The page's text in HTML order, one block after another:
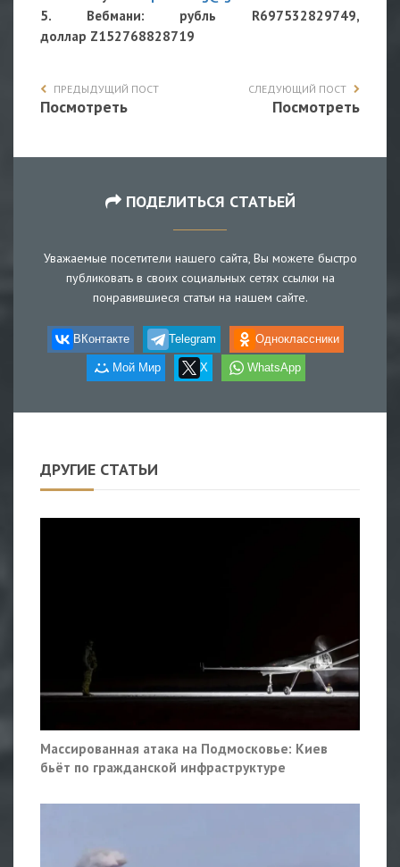
5. Вебмани: рубль R697532829749,
доллар Z152768828719
ПРЕДЫДУЩИЙ ПОСТ
Посмотреть
СЛЕДУЮЩИЙ ПОСТ
Посмотреть
ПОДЕЛИТЬСЯ СТАТЬЕЙ
Уважаемые посетители нашего сайта, Вы можете быстро
публиковать в своих социальных сетях ссылки на
понравившиеся статьи на нашем сайте.
ВКонтакте Telegram Одноклассники
Мой Мир X WhatsApp
ДРУГИЕ СТАТЬИ
Массированная атака на Подмосковье: Киев
бьёт по гражданской инфраструктуре